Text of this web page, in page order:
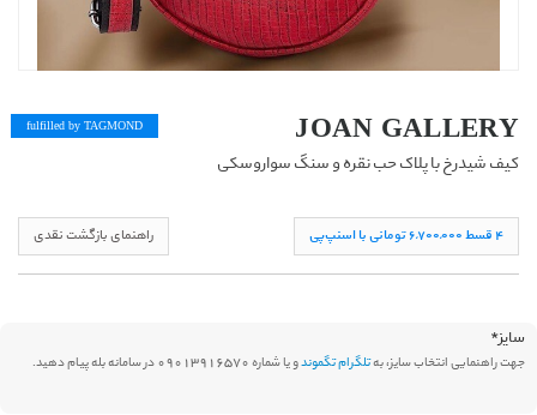
JOAN GALLERY
کیف شیدرخ با پلاک حب نقره و سنگ سواروسکی
fulfilled by TAGMOND
راهنمای بازگشت نقدی ۴ قسط ۶,۷۰۰,۰۰۰ تومانی با اسنپ‌پی
سایز*
جهت راهنمایی انتخاب سایز، بهتلگرام تگموندو یا شماره 09013916570 در سامانه بله پیام دهید.